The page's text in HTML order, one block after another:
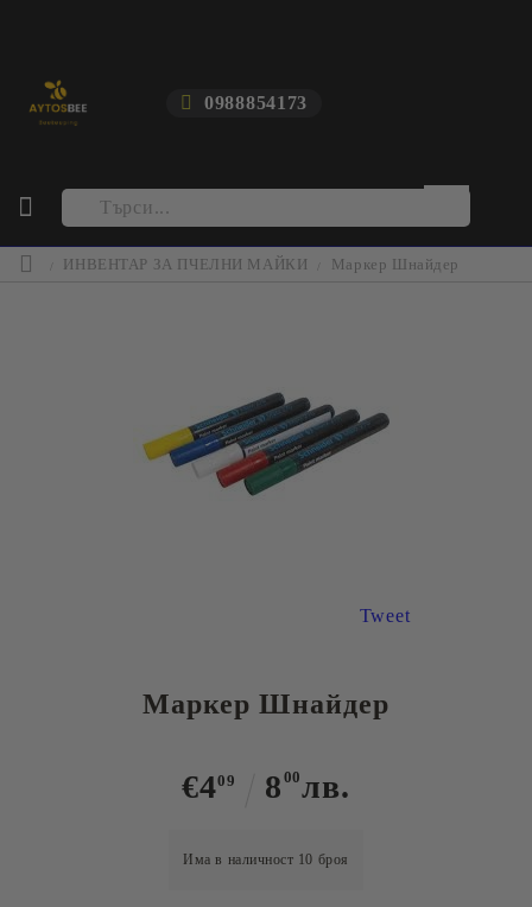
0988854173
ИНВЕНТАР ЗА ПЧЕЛНИ МАЙКИ Маркер Шнайдер
Tweet
Маркер Шнайдер
€409 8 00лв.
Има в наличност 10 броя